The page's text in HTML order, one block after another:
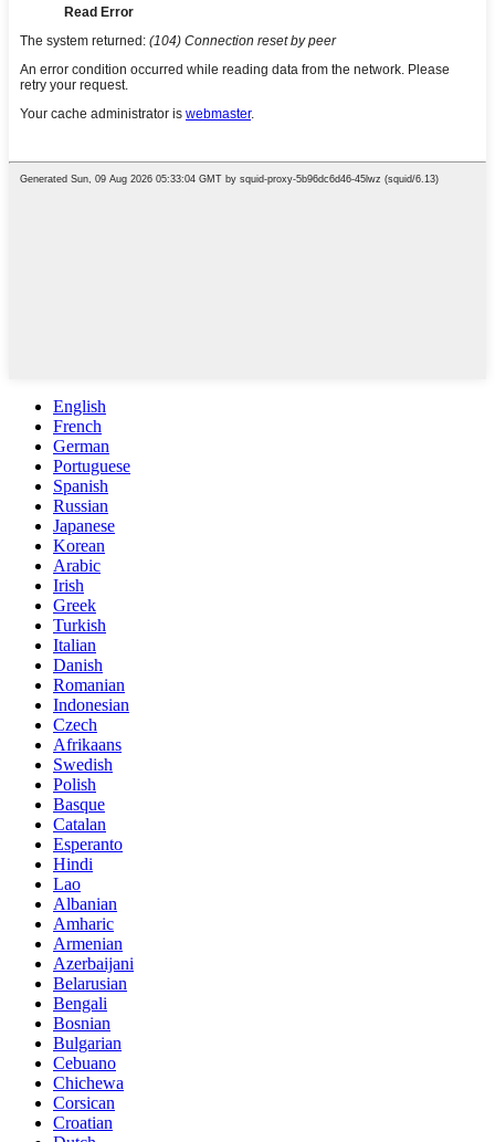
English
French
German
Portuguese
Spanish
Russian
Japanese
Korean
Arabic
Irish
Greek
Turkish
Italian
Danish
Romanian
Indonesian
Czech
Afrikaans
Swedish
Polish
Basque
Catalan
Esperanto
Hindi
Lao
Albanian
Amharic
Armenian
Azerbaijani
Belarusian
Bengali
Bosnian
Bulgarian
Cebuano
Chichewa
Corsican
Croatian